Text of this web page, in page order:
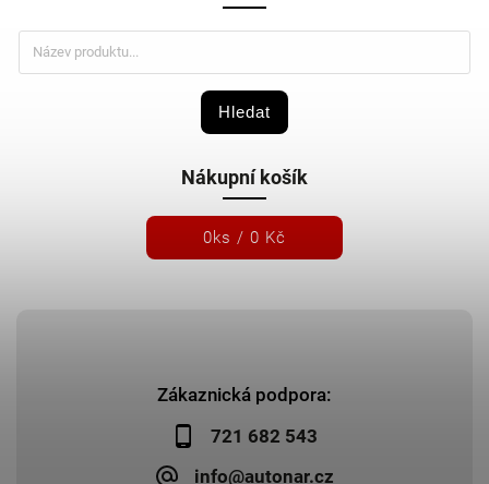
Zákaznická podpora:
721 682 543
info@autonar.cz
Hledat
Nákupní košík
0ks / 0 Kč